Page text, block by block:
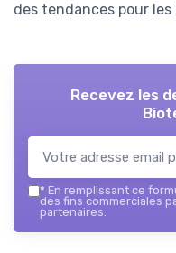
des tendances pour
Recevez les
* En remplissant ce
des fins commerciales
partenaires.